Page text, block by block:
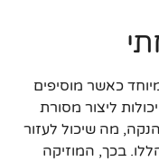
כאשר מוסיפים
ליצור מסורת
מה שיכול לעזור
בכך, המוזיקה